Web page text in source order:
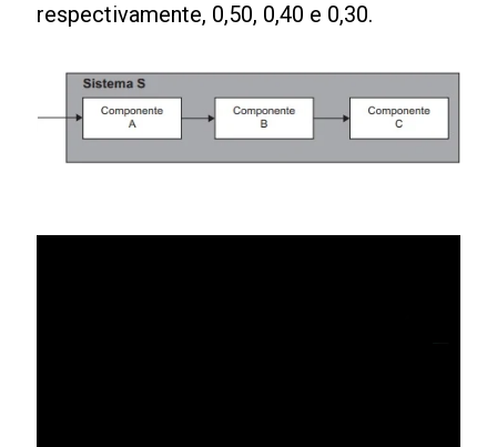
respectivamente, 0,50, 0,40 e 0,30.